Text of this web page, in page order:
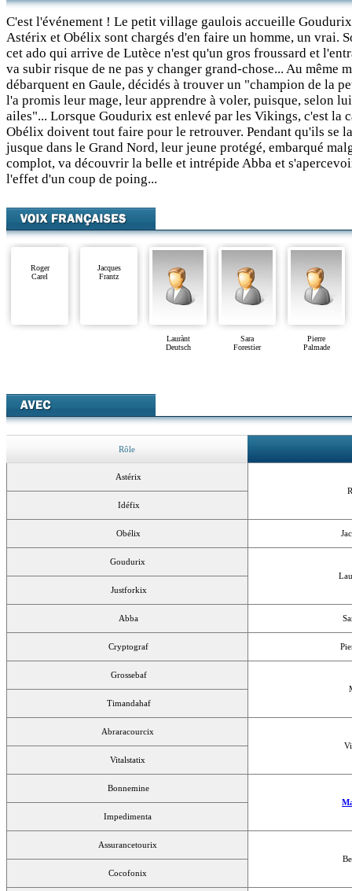
C'est l'événement ! Le petit village gaulois accueille
Astérix et Obélix sont chargés d'en faire un homme, un vrai.
cet ado qui arrive de Lutèce n'est qu'un gros froussard et
va subir risque de ne pas y changer grand-chose... Au même
débarquent en Gaule, décidés à trouver un "champion de la
l'a promis leur mage, leur apprendre à voler, puisque, selon
ailes"... Lorsque Goudurix est enlevé par les Vikings, c'est la
Obélix doivent tout faire pour le retrouver. Pendant qu'ils se
jusque dans le Grand Nord, leur jeune protégé, embarqué
complot, va découvrir la belle et intrépide Abba et
l'effet d'un coup de poing...
Roger
Carel
Jacques
Frantz
Laurànt
Deutsch
Sara
Forestier
Pierre
Palmade
Rôle
Astérix
Idéfix
Obélix
Goudurix
Justforkix
Abba
Cryptograf
Grossebaf
Timandahaf
Abraracourcix
Vitalstatix
Bonnemine
Impedimenta
Assurancetourix
Cocofonix